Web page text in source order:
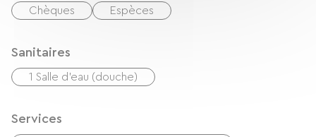
Chèques Espèces
Sanitaires
1 Salle d'eau (douche)
Services